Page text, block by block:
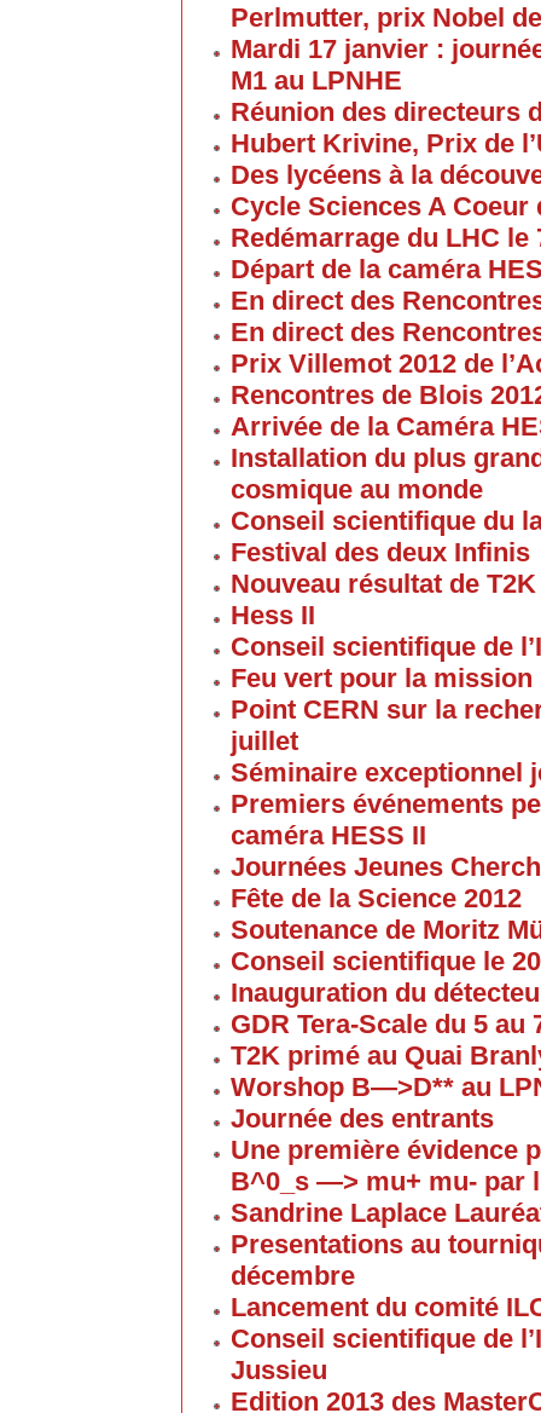
Perlmutter, prix Nobel
Mardi 17 janvier :
M1 au LPNHE
Réunion des directeurs
Hubert Krivine, Prix de
Des lycéens à la
Cycle Sciences A Coeur
Redémarrage du LHC le
Départ de la caméra
En direct des
En direct des
Prix Villemot 2012 de
Rencontres de Blois
Arrivée de la Caméra
Installation du plus
cosmique au monde
Conseil scientifique du
Festival des deux Infinis
Nouveau résultat de T2K
Hess II
Conseil scientifique de
Feu vert pour la
Point CERN sur la
juillet
Séminaire exceptionnel
Premiers événements
caméra HESS II
Journées Jeunes
Fête de la Science 2012
Soutenance de Moritz
Conseil scientifique le
Inauguration du
GDR Tera-Scale du 5
T2K primé au Quai
Worshop B—>D** au
Journée des entrants
Une première évidence
B^0_s —> mu+ mu- par
Sandrine Laplace
Presentations au
décembre
Lancement du comité
Conseil scientifique de
Jussieu
Edition 2013 des